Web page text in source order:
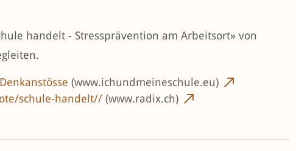
handelt - Stressprävention am Arbeitsort» von
(www.ichundmeineschule.eu)
schule-handelt// (www.radix.ch)